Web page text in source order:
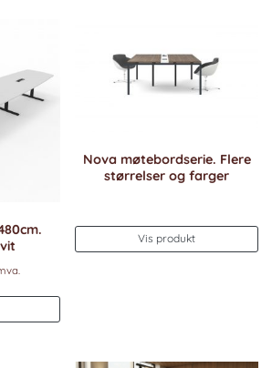
Dette
produktet
flere
Nova møtebordserie. Flere
størrelser og farger
Vis produkt